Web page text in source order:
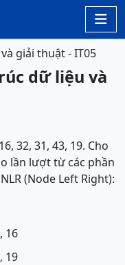

giải thuật - IT05
dữ liệu và
32, 31, 43, 19. Cho
lần lượt từ các phần
(Node Left Right):
16
19